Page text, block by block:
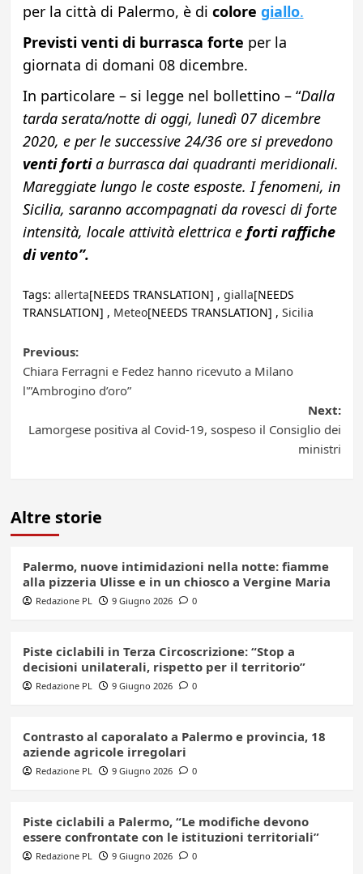
per la città di Palermo, è di colore giallo.
Previsti venti di burrasca forte per la
giornata di domani 08 dicembre.
In particolare – si legge nel bollettino – “Dalla
tarda serata/notte di oggi, lunedì 07 dicembre
2020, e per le successive 24/36 ore si prevedono
venti fortia burrasca dai quadranti meridionali.
Mareggiate lungo le coste esposte. I fenomeni, in
Sicilia, saranno accompagnati da rovesci di forte
intensità, locale attività elettrica e forti raffiche
di vento”.
Tags: allerta[NEEDS TRANSLATION] , gialla[NEEDS
TRANSLATION] , Meteo[NEEDS TRANSLATION] , Sicilia
Post
navigation
Previous:
Chiara Ferragni e Fedez hanno ricevuto a Milano
l'”Ambrogino d’oro”
Next:
Lamorgese positiva al Covid-19, sospeso il Consiglio dei
ministri
Altre storie
Palermo, nuove intimidazioni nella notte: fiamme
alla pizzeria Ulisse e in un chiosco a Vergine Maria
Redazione PL 9 Giugno 2026 0
Piste ciclabili in Terza Circoscrizione: “Stop a
decisioni unilaterali, rispetto per il territorio”
Redazione PL 9 Giugno 2026 0
Contrasto al caporalato a Palermo e provincia, 18
aziende agricole irregolari
Redazione PL 9 Giugno 2026 0
Piste ciclabili a Palermo, “Le modifiche devono
essere confrontate con le istituzioni territoriali”
Redazione PL 9 Giugno 2026 0